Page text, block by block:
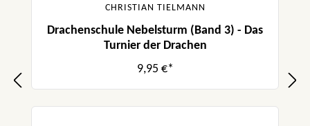
CHRISTIAN TIELMANN
Drachenschule Nebelsturm (Band 3) - Das
Turnier der Drachen
9,95 €*